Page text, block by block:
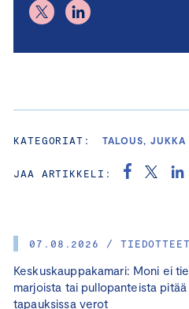
07.08.2026 / TIEDOTTEET
Keskuskauppakamari: Moni ei
marjoista tai pullopanteista
tapauksissa verot
KATEGORIAT: TALOUS, JUKKA
JAA ARTIKKELI: